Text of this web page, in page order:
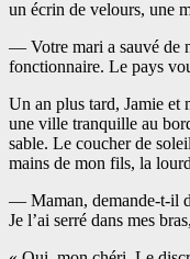
un écrin de velours, une
— Votre mari a sauvé de
fonctionnaire. Le pays
Un an plus tard, Jamie et
une ville tranquille au
sable. Le coucher de
mains de mon fils, la
— Maman, demande-t-il
Je l’ai serré dans mes